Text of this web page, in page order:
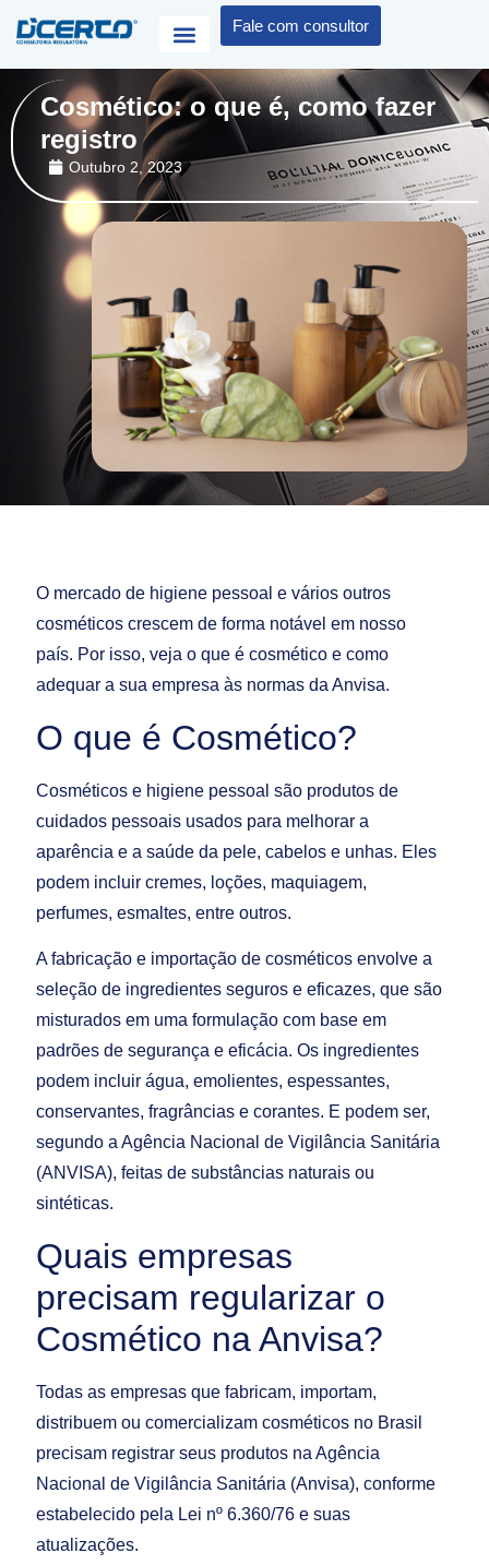
Fale com consultor
Cosmético: o que é, como fazer
registro
Outubro 2, 2023
O mercado de higiene pessoal e vários outros
cosméticos crescem de forma notável em nosso
país. Por isso, veja o que é cosmético e como
adequar a sua empresa às normas da Anvisa.
O que é Cosmético?
Cosméticos e higiene pessoal são produtos de
cuidados pessoais usados para melhorar a
aparência e a saúde da pele, cabelos e unhas. Eles
podem incluir cremes, loções, maquiagem,
perfumes, esmaltes, entre outros.
A fabricação e importação de cosméticos envolve a
seleção de ingredientes seguros e eficazes, que são
misturados em uma formulação com base em
padrões de segurança e eficácia. Os ingredientes
podem incluir água, emolientes, espessantes,
conservantes, fragrâncias e corantes. E podem ser,
segundo a Agência Nacional de Vigilância Sanitária
(ANVISA), feitas de substâncias naturais ou
sintéticas.
Quais empresas
precisam regularizar o
Cosmético na Anvisa?
Todas as empresas que fabricam, importam,
distribuem ou comercializam cosméticos no Brasil
precisam registrar seus produtos na Agência
Nacional de Vigilância Sanitária (Anvisa), conforme
estabelecido pela Lei nº 6.360/76 e suas
atualizações.